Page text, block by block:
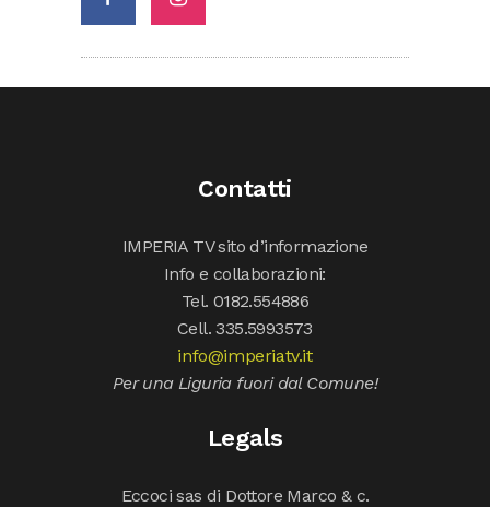
Contatti
IMPERIA TV sito d’informazione
Info e collaborazioni:
Tel. 0182.554886
Cell. 335.5993573
info@imperiatv.it
Per una Liguria fuori dal Comune!
Legals
Eccoci sas di Dottore Marco & c.